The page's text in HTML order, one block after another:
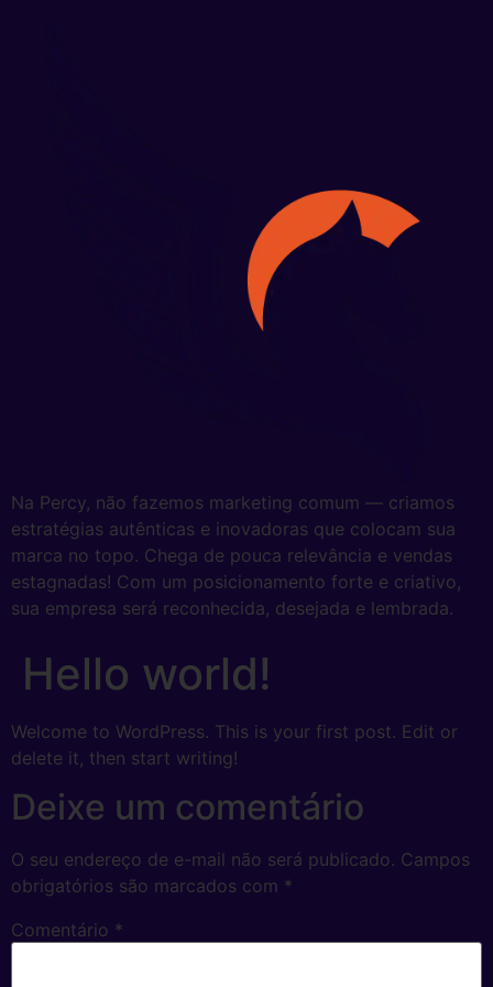
Na Percy, não fazemos marketing comum — criamos
estratégias autênticas e inovadoras que colocam sua
marca no topo. Chega de pouca relevância e vendas
estagnadas! Com um posicionamento forte e criativo,
sua empresa será reconhecida, desejada e lembrada.
Hello world!
Welcome to WordPress. This is your first post. Edit or
delete it, then start writing!
Deixe um comentário
O seu endereço de e-mail não será publicado. Campos
obrigatórios são marcados com *
Comentário *